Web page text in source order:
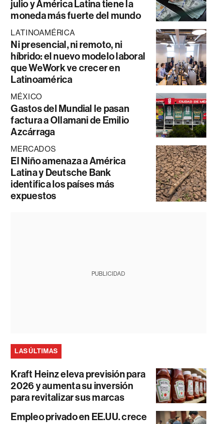
julio y América Latina tiene la
moneda más fuerte del mundo
LATINOAMÉRICA
Ni presencial, ni remoto, ni
híbrido: el nuevo modelo laboral
que WeWork ve crecer en
Latinoamérica
MÉXICO
Gastos del Mundial le pasan
factura a Ollamani de Emilio
Azcárraga
MERCADOS
El Niño amenaza a América
Latina y Deutsche Bank
identifica los países más
expuestos
PUBLICIDAD
LAS ÚLTIMAS
Kraft Heinz eleva previsión para
2026 y aumenta su inversión
para revitalizar sus marcas
Empleo privado en EE.UU. crece